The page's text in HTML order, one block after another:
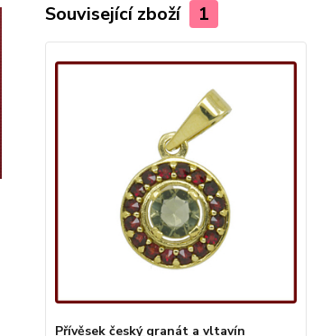
Související zboží 1
Přívěsek český granát a vltavín